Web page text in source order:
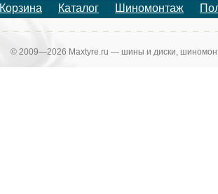
Корзина Каталог Шиномонтаж
© 2009—2026 Maxtyre.ru — шины и диски,